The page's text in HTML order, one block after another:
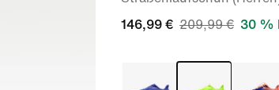
146,99 € 209,99 € 30 %